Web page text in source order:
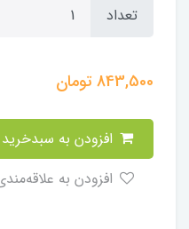
تعداد
843,500تومان